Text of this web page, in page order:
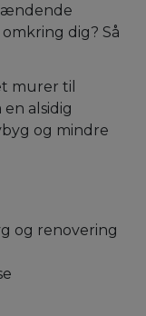
dig? Så
murer til
alsidig
og mindre
og renovering